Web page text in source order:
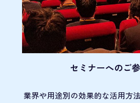
セミナーへのご
業界や用途別の効果的な活用方